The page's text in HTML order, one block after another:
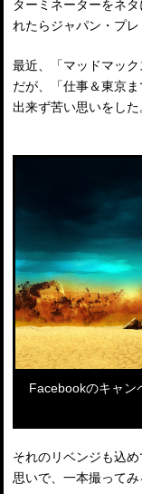
ターミネーターをネ
れたらジャパン・プレ
最近、「マッドマッ
だが、「仕事＆東京
出来ず苦い思いをした
Facebookのキャン
それのリベンジも込
思いで、一本撮ってみ